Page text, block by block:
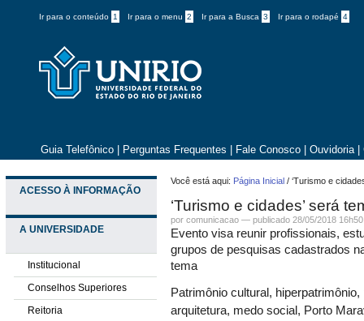
Ir para o conteúdo 1 Ir para o menu 2 Ir para a Busca 3 Ir para o rodapé 4
Guia Telefônico Perguntas Frequentes Fale Conosco Ouvidoria
ACESSO À INFORMAÇÃO
A UNIVERSIDADE
Institucional
Conselhos Superiores
Reitoria
Você está aqui: Página Inicial /‘Turismo e
‘Turismo e cidades’ será
por comunicacao —publicado 28/05/2018
Evento visa reunir profissionais,
grupos de pesquisas cadastrados
tema
Patrimônio cultural,
arquitetura, medo social, Porto